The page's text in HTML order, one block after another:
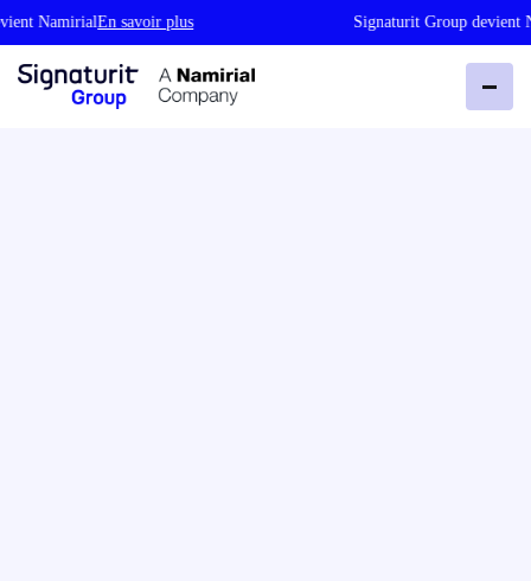
NamirialEn savoir plus Signaturit Group devient